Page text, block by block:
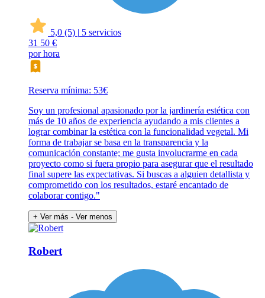
5,0 (5) | 5 servicios
31 50 €
por hora
Reserva mínima: 53€
Soy un profesional apasionado por la jardinería estética con
más de 10 años de experiencia ayudando a mis clientes a
lograr combinar la estética con la funcionalidad vegetal. Mi
forma de trabajar se basa en la transparencia y la
comunicación constante; me gusta involucrarme en cada
proyecto como si fuera propio para asegurar que el resultado
final supere las expectativas. Si buscas a alguien detallista y
comprometido con los resultados, estaré encantado de
colaborar contigo."
+ Ver más - Ver menos
Robert